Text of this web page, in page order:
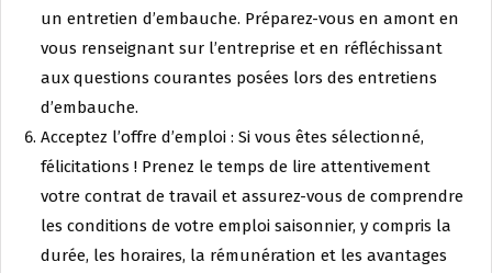
un entretien d’embauche. Préparez-vous en amont en
vous renseignant sur l’entreprise et en réfléchissant
aux questions courantes posées lors des entretiens
d’embauche.
Acceptez l’offre d’emploi : Si vous êtes sélectionné,
félicitations ! Prenez le temps de lire attentivement
votre contrat de travail et assurez-vous de comprendre
les conditions de votre emploi saisonnier, y compris la
durée, les horaires, la rémunération et les avantages